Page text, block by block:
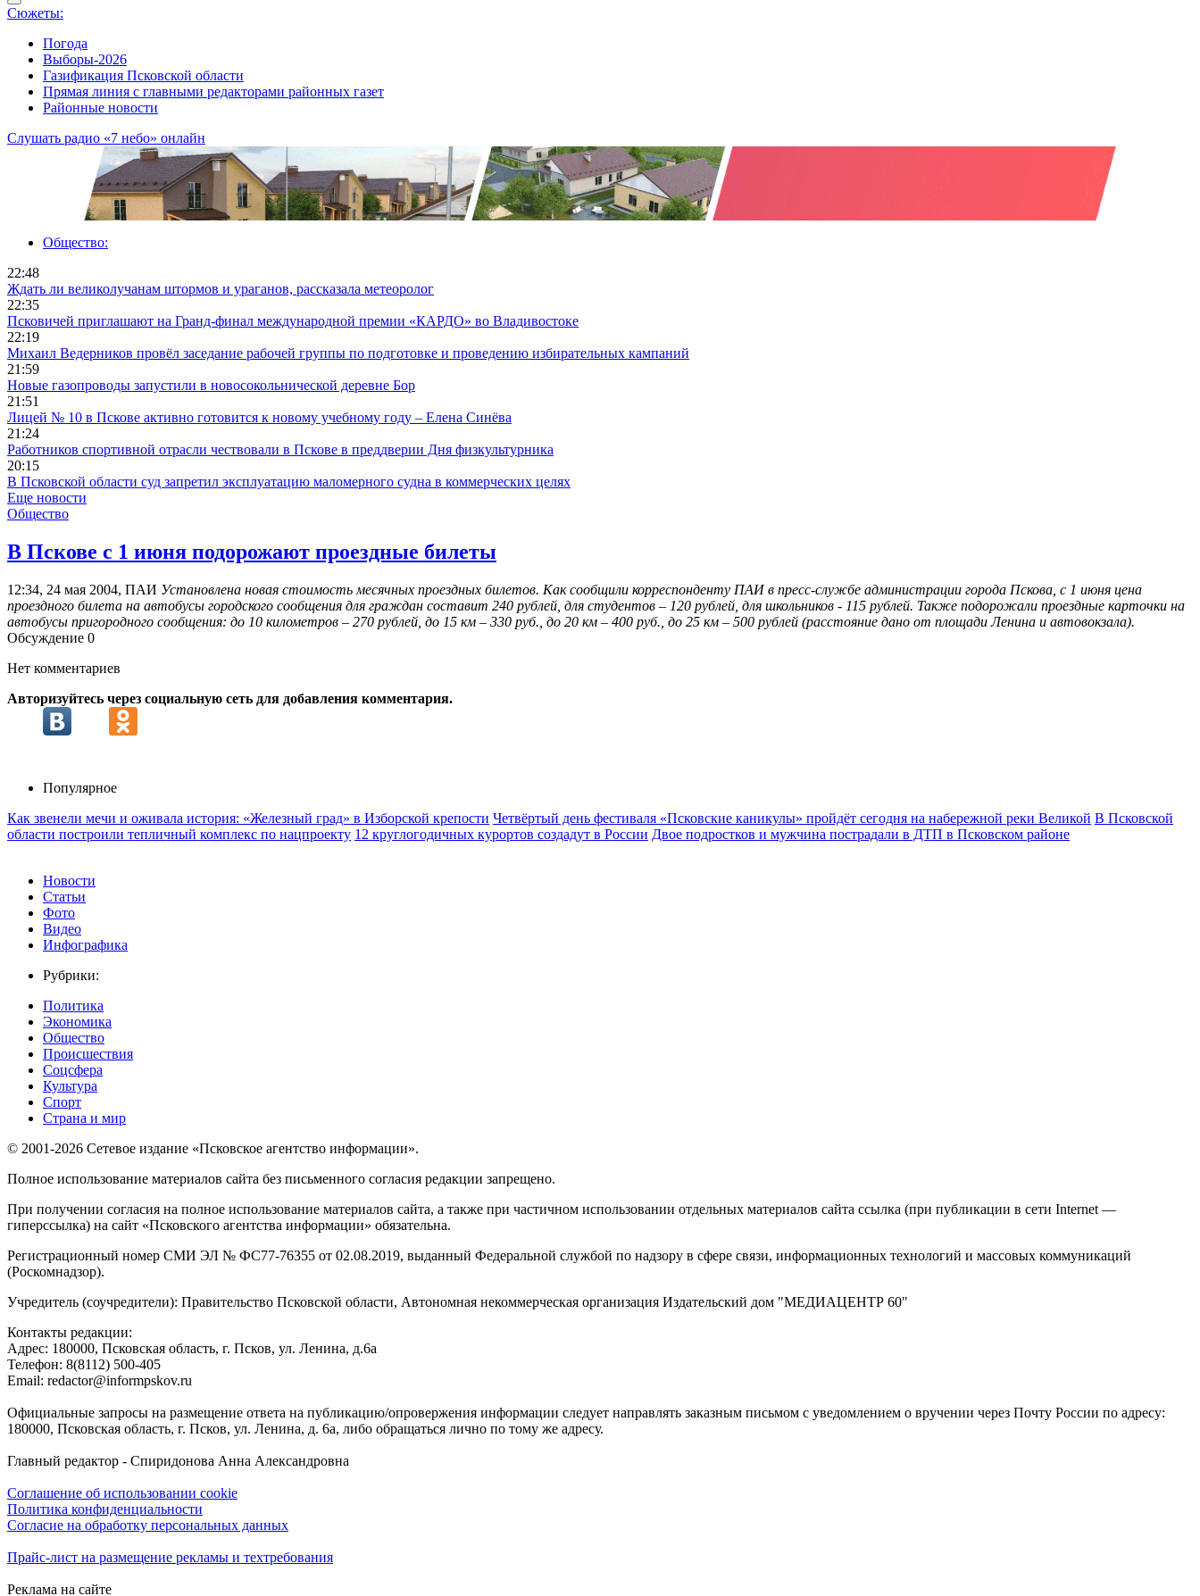
Сюжеты:
Погода
Выборы-2026
Газификация Псковской области
Прямая линия с главными редакторами районных газет
Районные новости
Слушать радио «7 небо» онлайн
Общество:
22:48
Ждать ли великолучанам штормов и ураганов, рассказала метеоролог
22:35
Псковичей приглашают на Гранд‑финал международной премии «КАРДО» во Владивостоке
22:19
Михаил Ведерников провёл заседание рабочей группы по подготовке и проведению избирательных кампаний
21:59
Новые газопроводы запустили в новосокольнической деревне Бор
21:51
Лицей № 10 в Пскове активно готовится к новому учебному году – Елена Синёва
21:24
Работников спортивной отрасли чествовали в Пскове в преддверии Дня физкультурника
20:15
В Псковской области суд запретил эксплуатацию маломерного судна в коммерческих целях
Еще новости
Общество
В Пскове с 1 июня подорожают проездные билеты
12:34, 24 мая 2004, ПАИ Установлена новая стоимость месячных проездных билетов. Как сообщили корреспонденту ПАИ в пресс-службе администрации города Пскова, с 1 июня цена
проездного билета на автобусы городского сообщения для граждан составит 240 рублей, для студентов – 120 рублей, для школьников - 115 рублей. Также подорожали проездные карточки на
автобусы пригородного сообщения: до 10 километров – 270 рублей, до 15 км – 330 руб., до 20 км – 400 руб., до 25 км – 500 рублей (расстояние дано от площади Ленина и автовокзала).
Обсуждение 0
Нет комментариев
Авторизуйтесь через социальную сеть для добавления комментария.
Популярное
Как звенели мечи и оживала история: «Железный град» в Изборской крепости Четвёртый день фестиваля «Псковские каникулы» пройдёт сегодня на набережной реки Великой В Псковской
области построили тепличный комплекс по нацпроекту 12 круглогодичных курортов создадут в России Двое подростков и мужчина пострадали в ДТП в Псковском районе
Новости
Статьи
Фото
Видео
Инфографика
Рубрики:
Политика
Экономика
Общество
Происшествия
Соцсфера
Культура
Спорт
Страна и мир
© 2001-2026 Сетевое издание «Псковское агентство информации».
Полное использование материалов сайта без письменного согласия редакции запрещено.
При получении согласия на полное использование материалов сайта, а также при частичном использовании отдельных материалов сайта ссылка (при публикации в сети Internet —
гиперссылка) на сайт «Псковского агентства информации» обязательна.
Регистрационный номер СМИ ЭЛ № ФС77-76355 от 02.08.2019, выданный Федеральной службой по надзору в сфере связи, информационных технологий и массовых коммуникаций
(Роскомнадзор).
Учредитель (соучредители): Правительство Псковской области, Автономная некоммерческая организация Издательский дом "МЕДИАЦЕНТР 60"
Контакты редакции:
Адреc: 180000, Псковская область, г. Псков, ул. Ленина, д.6а
Телефон: 8(8112) 500-405
Email: redactor@informpskov.ru
Официальные запросы на размещение ответа на публикацию/опровержения информации следует направлять заказным письмом с уведомлением о вручении через Почту России по адресу:
180000, Псковская область, г. Псков, ул. Ленина, д. 6а, либо обращаться лично по тому же адресу.
Главный редактор - Спиридонова Анна Александровна
Соглашение об использовании cookie
Политика конфиденциальности
Согласие на обработку персональных данных
Прайс-лист на размещение рекламы и техтребования
Реклама на сайте